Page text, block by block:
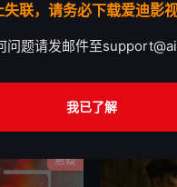
悬疑
失联，请务必下载爱迪影
问题请发邮件至
我已了解